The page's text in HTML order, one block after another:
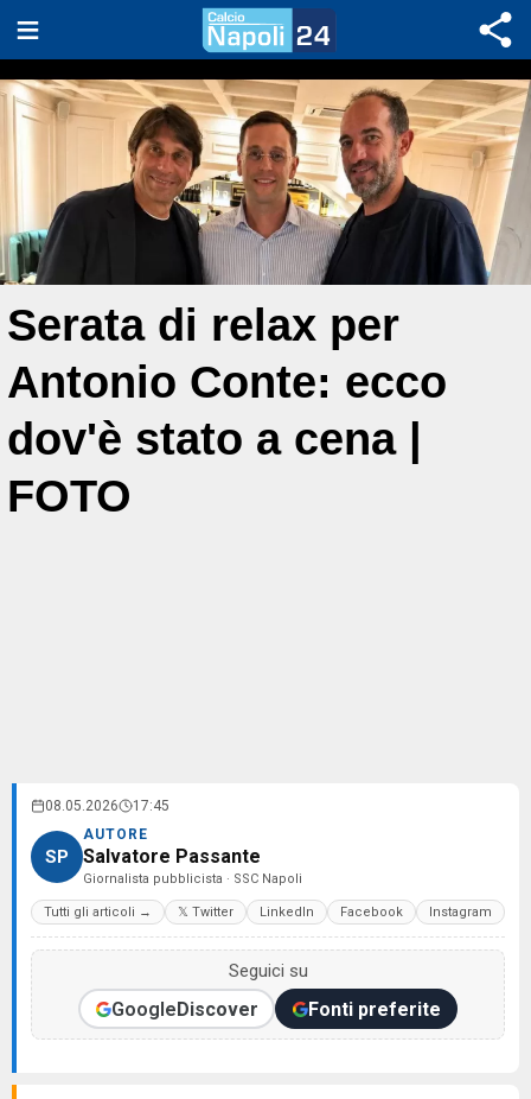
Serata di relax per
Antonio Conte: ecco
dov'è stato a cena |
FOTO
08.05.2026 17:45
SP
AUTORE
Salvatore Passante
Giornalista pubblicista · SSC Napoli
Tutti gli articoli → 𝕏 Twitter LinkedIn Facebook Instagram
Seguici su
GoogleDiscover Fonti preferite